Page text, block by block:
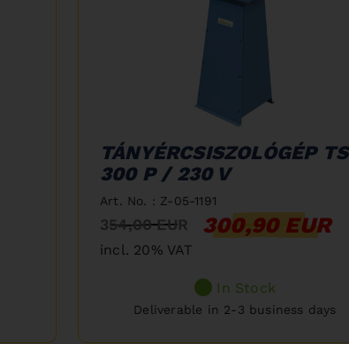
TÁNYÉRCSISZOLÓGÉP TS
300 P / 230 V
Art. No. : Z-05-1191
354,00 EUR 300,90 EUR
incl. 20% VAT
In Stock
Deliverable in 2-3 business days